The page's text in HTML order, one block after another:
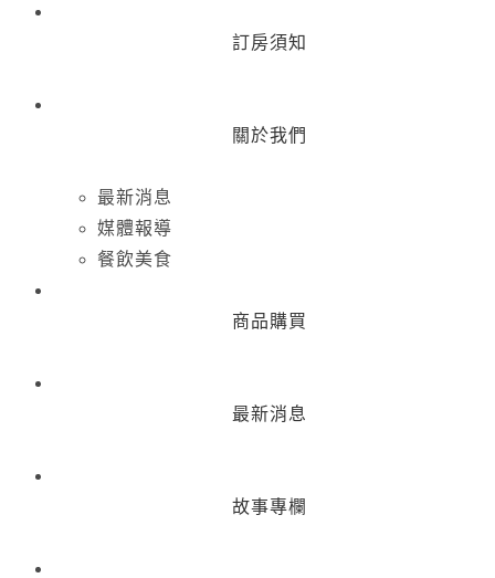
訂房須知
關於我們
最新消息
媒體報導
餐飲美食
商品購買
最新消息
故事專欄